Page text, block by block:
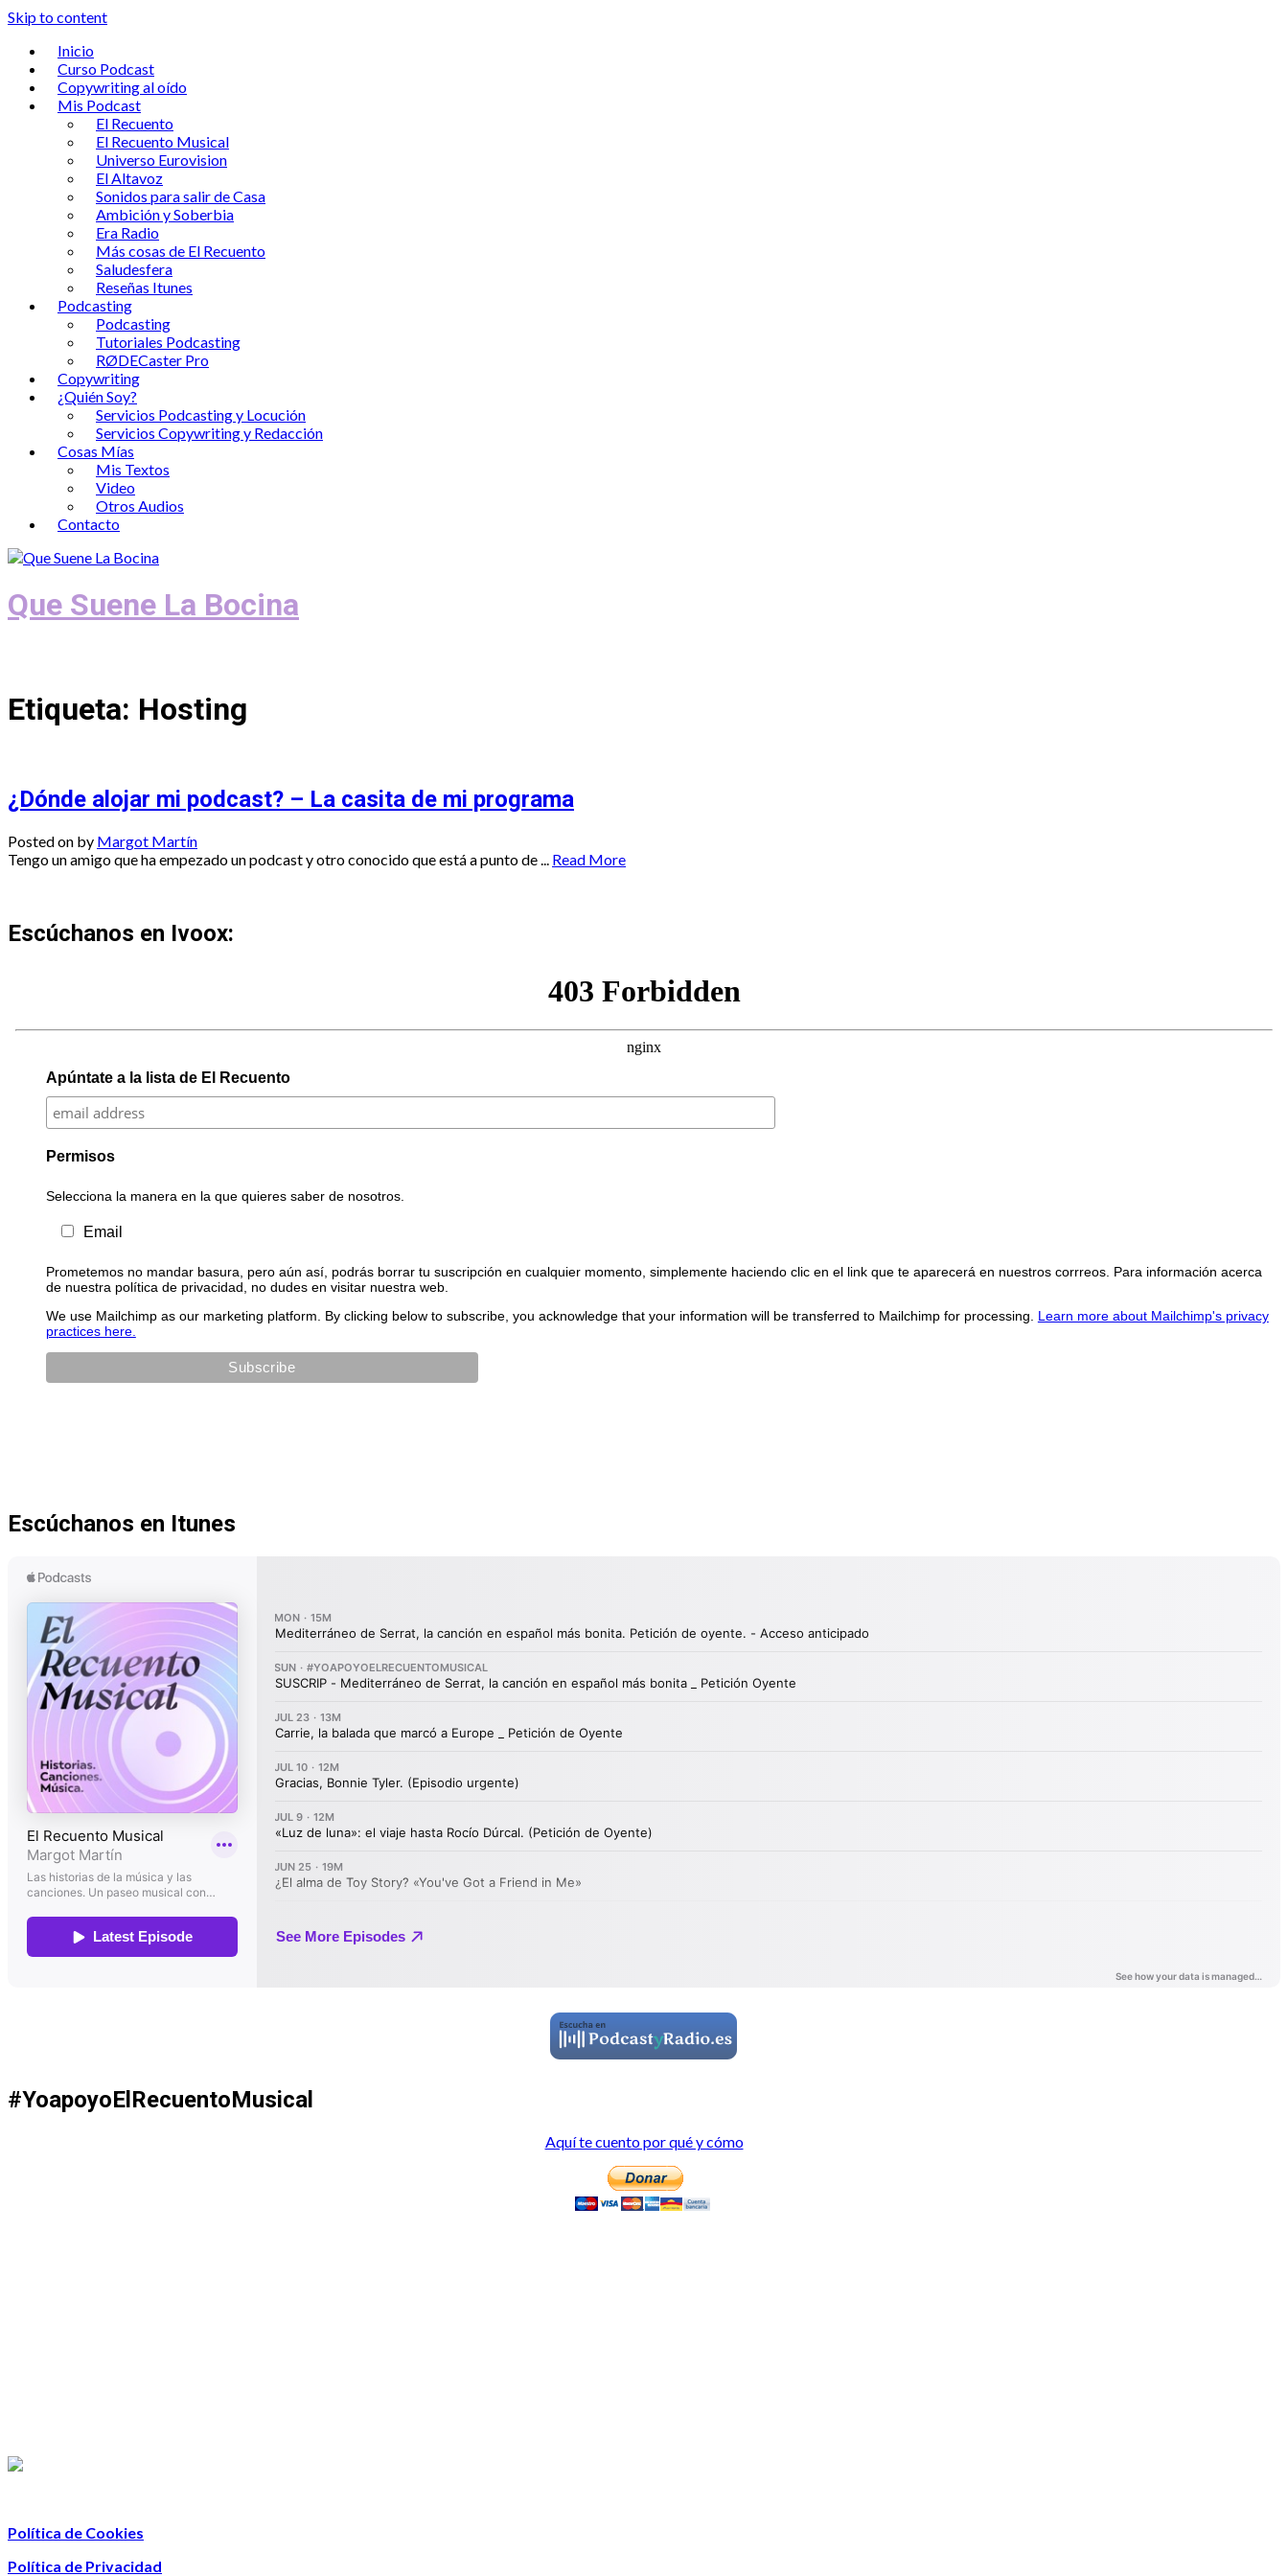
Skip to content
Inicio
Curso Podcast
Copywriting al oído
Mis Podcast
El Recuento
El Recuento Musical
Universo Eurovision
El Altavoz
Sonidos para salir de Casa
Ambición y Soberbia
Era Radio
Más cosas de El Recuento
Saludesfera
Reseñas Itunes
Podcasting
Podcasting
Tutoriales Podcasting
RØDECaster Pro
Copywriting
¿Quién Soy?
Servicios Podcasting y Locución
Servicios Copywriting y Redacción
Cosas Mías
Mis Textos
Video
Otros Audios
Contacto
Que Suene La Bocina
Etiqueta: Hosting
¿Dónde alojar mi podcast? – La casita de mi programa
Posted on by Margot Martín
Tengo un amigo que ha empezado un podcast y otro conocido que está a punto de ...
Read More
Escúchanos en Ivoox:
Apúntate a la lista de El Recuento
Permisos
Selecciona la manera en la que quieres saber de nosotros.
Email
Prometemos no mandar basura, pero aún así, podrás borrar tu suscripción en cualquier momento, simplemente haciendo clic en el link que te aparecerá en nuestros corrreos. Para información acerca
de nuestra política de privacidad, no dudes en visitar nuestra web.
We use Mailchimp as our marketing platform. By clicking below to subscribe, you acknowledge that your information will be transferred to Mailchimp for processing. Learn more about Mailchimp's privacy
practices here.
Escúchanos en Itunes
#YoapoyoElRecuentoMusical
Aquí te cuento por qué y cómo
Política de Cookies
Política de Privacidad